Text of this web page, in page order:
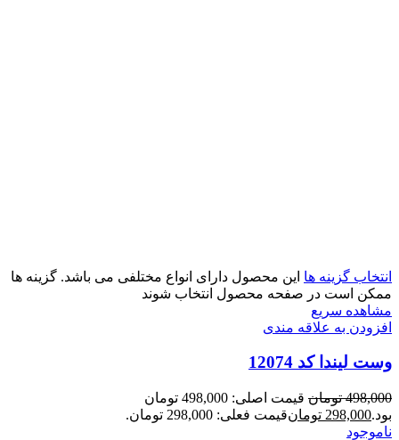
انتخاب گزینه ها این محصول دارای انواع مختلفی می باشد. گزینه ها
ممکن است در صفحه محصول انتخاب شوند
مشاهده سریع
افزودن به علاقه مندی
وست لیندا کد 12074
498,000 تومان
قیمت اصلی: 498,000 تومان
بود.298,000 تومانقیمت فعلی: 298,000 تومان.
ناموجود